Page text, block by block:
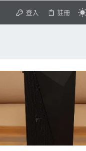
登入 註冊